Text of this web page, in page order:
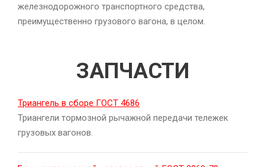
железнодорожного транспортного средства,
преимущественно грузового вагона, в целом.
ЗАПЧАСТИ
Триангель в сборе ГОСТ 4686
Триангели тормозной рычажной передачи тележек
грузовых вагонов.